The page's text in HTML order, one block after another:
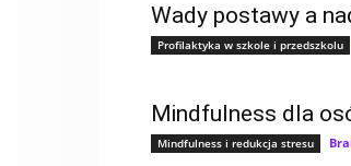
Wady postawy a
Profilaktyka w szkole i przedszkolu
Mindfulness dla
Mindfulness i redukcja stresu